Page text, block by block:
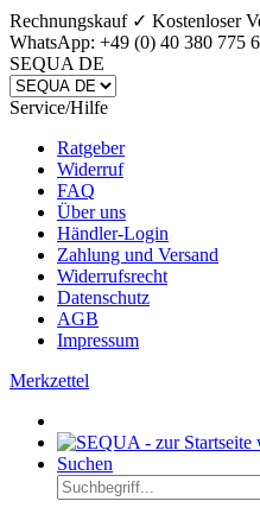
Rechnungskauf ✓ Kostenloser
WhatsApp: +49 (0) 40 380 775
SEQUA DE
Service/Hilfe
Ratgeber
Widerruf
FAQ
Über uns
Händler-Login
Zahlung und Versand
Widerrufsrecht
Datenschutz
AGB
Impressum
Merkzettel
Suchen